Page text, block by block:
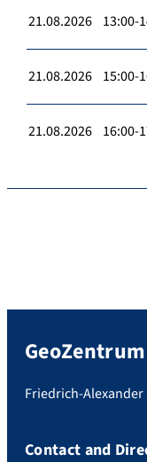
21.08.2026 13:00-
21.08.2026 15:00-
21.08.2026 16:00-
Friedrich-
Contact and